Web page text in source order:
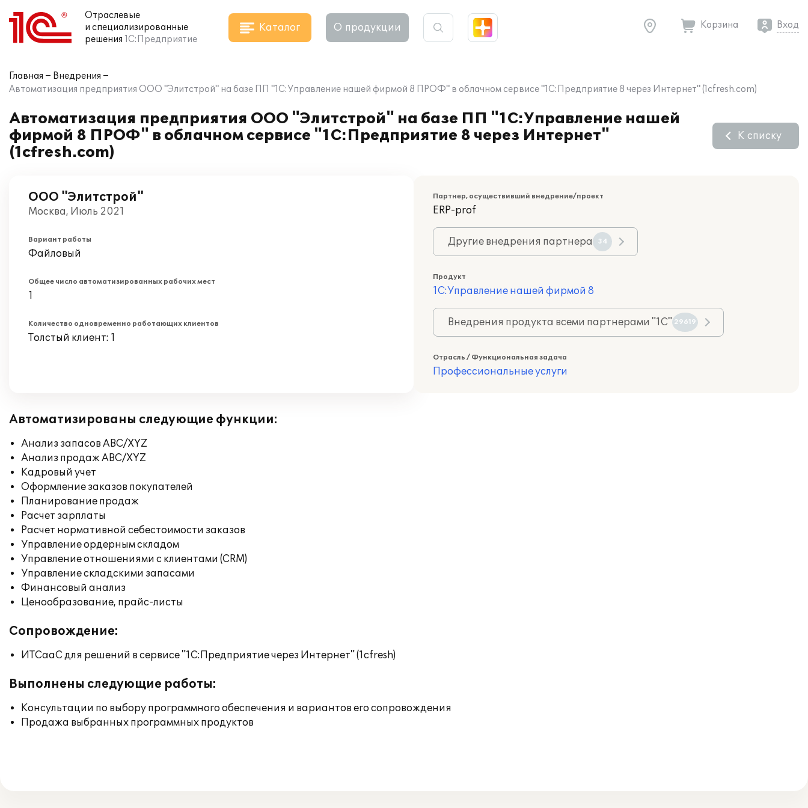
Отраслевые
и специализированные
решения 1С:Предприятие
Каталог О продукции Корзина Вход
Главная
Внедрения
Автоматизация предприятия ООО "Элитстрой" на базе ПП "1С:Управление нашей фирмой 8 ПРОФ" в облачном сервисе "1С:Предприятие 8 через Интернет" (1cfresh.com)
Автоматизация предприятия ООО "Элитстрой" на базе ПП "1С:Управление нашей
фирмой 8 ПРОФ" в облачном сервисе "1С:Предприятие 8 через Интернет"
(1cfresh.com)
К списку
ООО "Элитстрой"
Москва, Июль 2021
Вариант работы
Файловый
Общее число автоматизированных рабочих мест
1
Количество одновременно работающих клиентов
Толстый клиент: 1
Партнер, осуществивший внедрение/проект
ERP-prof
Другие внедрения партнера 34
Продукт
1С:Управление нашей фирмой 8
Внедрения продукта всеми партнерами "1С" 29619
Отрасль / Функциональная задача
Профессиональные услуги
Автоматизированы следующие функции:
Анализ запасов ABC/XYZ
Анализ продаж ABC/XYZ
Кадровый учет
Оформление заказов покупателей
Планирование продаж
Расчет зарплаты
Расчет нормативной себестоимости заказов
Управление ордерным складом
Управление отношениями с клиентами (CRM)
Управление складскими запасами
Финансовый анализ
Ценообразование, прайс-листы
Сопровождение:
ИТСааС для решений в сервисе "1С:Предприятие через Интернет" (1cfresh)
Выполнены следующие работы:
Консультации по выбору программного обеспечения и вариантов его сопровождения
Продажа выбранных программных продуктов